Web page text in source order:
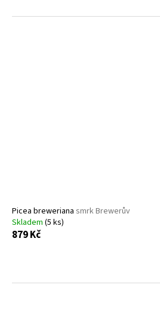
Picea breweriana smrk Brewerův
Skladem (5 ks)
879 Kč